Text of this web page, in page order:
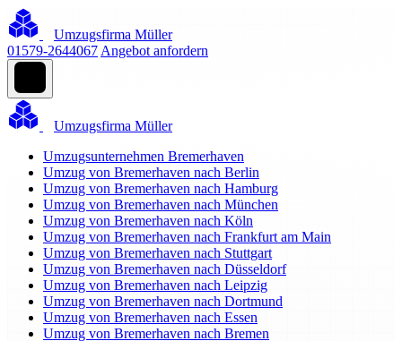
Umzugsfirma Müller
01579-2644067 Angebot anfordern
Umzugsfirma Müller
Umzugsunternehmen Bremerhaven
Umzug von Bremerhaven nach Berlin
Umzug von Bremerhaven nach Hamburg
Umzug von Bremerhaven nach München
Umzug von Bremerhaven nach Köln
Umzug von Bremerhaven nach Frankfurt am Main
Umzug von Bremerhaven nach Stuttgart
Umzug von Bremerhaven nach Düsseldorf
Umzug von Bremerhaven nach Leipzig
Umzug von Bremerhaven nach Dortmund
Umzug von Bremerhaven nach Essen
Umzug von Bremerhaven nach Bremen